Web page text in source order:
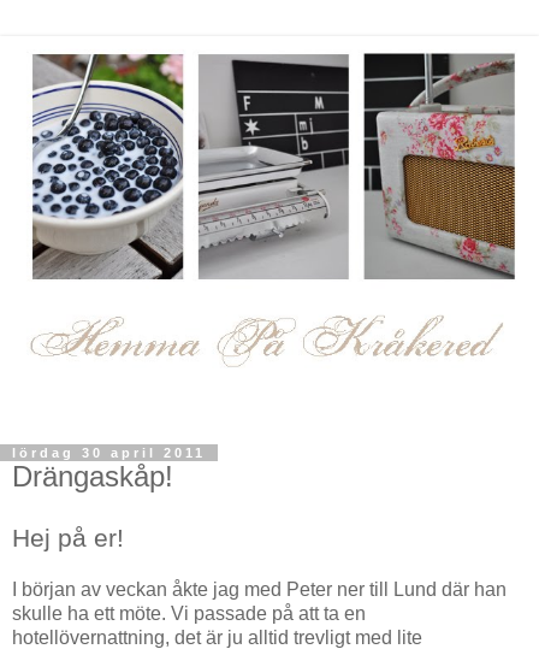
lördag 30 april 2011
Drängaskåp!
Hej på er!
I början av veckan åkte jag med Peter ner till Lund där han
skulle ha ett möte. Vi passade på att ta en
hotellövernattning, det är ju alltid trevligt med lite